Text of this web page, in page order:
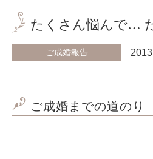
たくさん悩んで…
ご成婚報告
ご成婚までの道のり